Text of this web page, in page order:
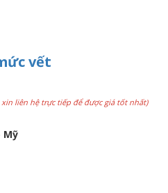
vết
liên hệ trực tiếp để được giá tốt nhất)
Mỹ